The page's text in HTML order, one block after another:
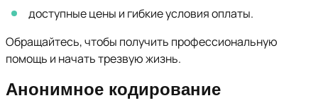
доступные цены и гибкие условия оплаты.
Обращайтесь, чтобы получить профессиональную
помощь и начать трезвую жизнь.
Анонимное кодирование